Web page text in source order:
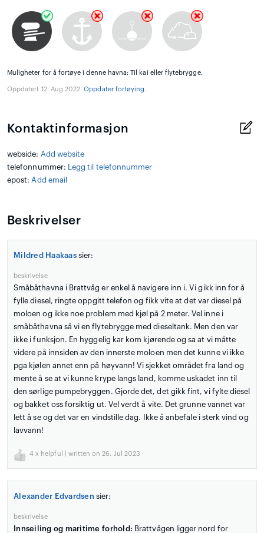
Muligheter for å fortøye i denne havna: Til kai eller flytebrygge.
Oppdatert 12. Aug 2022.Oppdater fortøying.
Kontaktinformasjon
webside: Add website
telefonnummer:
Legg til telefonnummer
epost: Add email
Beskrivelser
Mildred Haakaassier:
beskrivelse
Småbåthavna i Brattvåg er enkel å navigere inn i. Vi gikk inn for å
fylle diesel, ringte oppgitt telefon og fikk vite at det var diesel på
moloen og ikke noe problem med kjøl på 2 meter. Vel inne i
småbåthavna så vi en flytebrygge med dieseltank. Men den var
ikke i funksjon. En hyggelig kar kom kjørende og sa at vi måtte
videre på innsiden av den innerste moloen men det kunne vi ikke
pga kjølen annet enn på høyvann! Vi sjekket området fra land og
mente å se at vi kunne krype langs land, komme uskadet inn til
den sørlige pumpebryggen. Gjorde det, det gikk fint, vi fylte diesel
og bakket oss forsiktig ut. Vel verdt å vite. Det grunne vannet var
lett å se og det var en vindstille dag. Ikke å anbefale i sterk vind og
lavvann!
4 x helpful | written on 26. Jul 2023
Alexander Edvardsen sier:
beskrivelse
Innseiling og maritime forhold: Brattvågen ligger nord for